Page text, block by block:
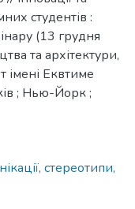
студентів :
(13 грудня
та архітектури,
Еквтиме
; Нью-Йорк ;
стереотипи,